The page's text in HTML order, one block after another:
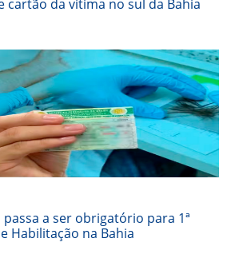
cartão da vítima no sul da Bahia
a ser obrigatório para 1ª
Habilitação na Bahia